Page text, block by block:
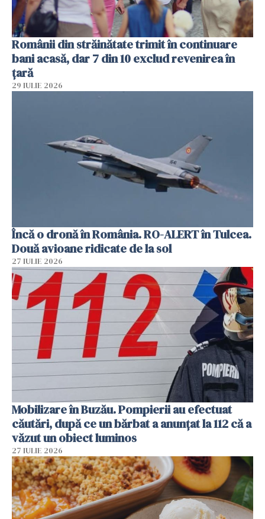
Românii din străinătate trimit în continuare
bani acasă, dar 7 din 10 exclud revenirea în
țară
29 IULIE 2026
Încă o dronă în România. RO-ALERT în Tulcea.
Două avioane ridicate de la sol
27 IULIE 2026
Mobilizare în Buzău. Pompierii au efectuat
căutări, după ce un bărbat a anunțat la 112 că a
văzut un obiect luminos
27 IULIE 2026